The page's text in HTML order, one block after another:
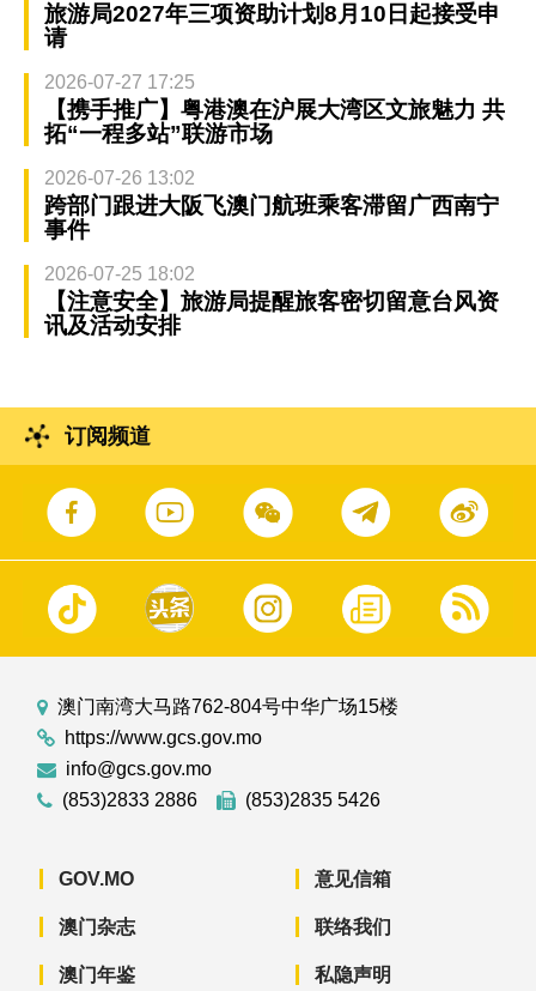
旅游局2027年三项资助计划8月10日起接受申
请
2026-07-27 17:25
【携手推广】粤港澳在沪展大湾区文旅魅力 共
拓“一程多站”联游市场
2026-07-26 13:02
跨部门跟进大阪飞澳门航班乘客滞留广西南宁
事件
2026-07-25 18:02
【注意安全】旅游局提醒旅客密切留意台风资
讯及活动安排
订阅频道
澳门南湾大马路762-804号中华广场15楼
https://www.gcs.gov.mo
info@gcs.gov.mo
(853)2833 2886
(853)2835 5426
GOV.MO
澳门杂志
澳门年鉴
意见信箱
联络我们
私隐声明